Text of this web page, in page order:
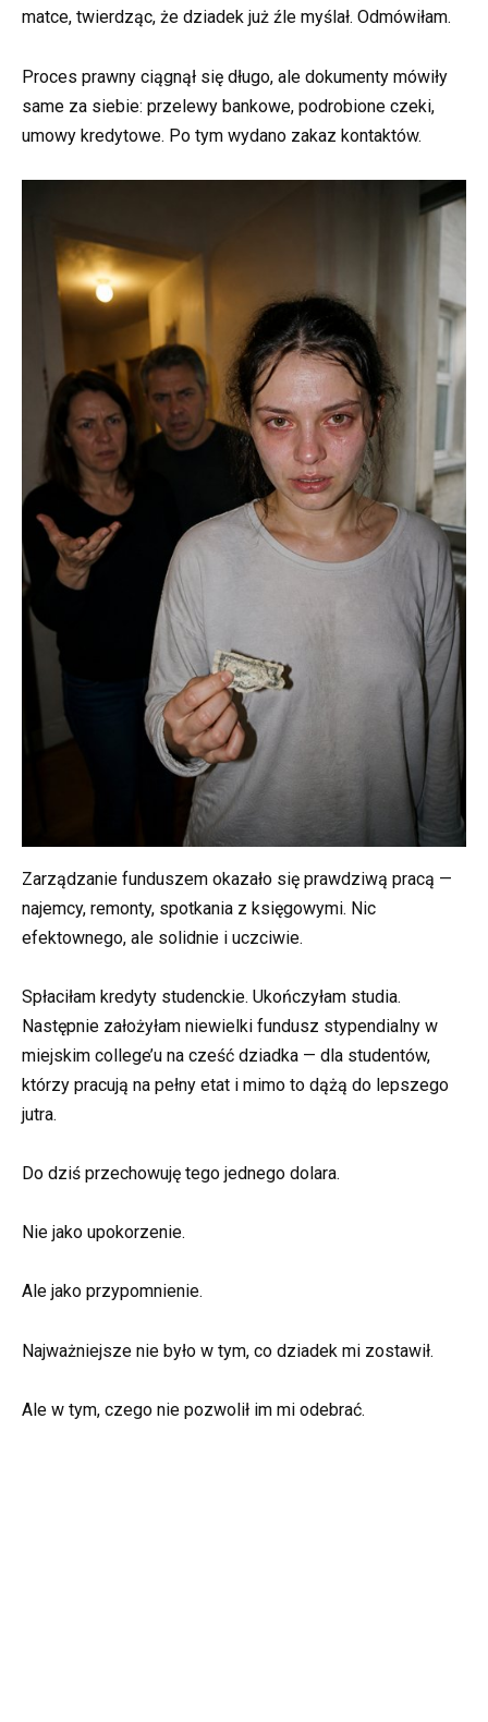
matce, twierdząc, że dziadek już źle myślał. Odmówiłam.
Proces prawny ciągnął się długo, ale dokumenty mówiły
same za siebie: przelewy bankowe, podrobione czeki,
umowy kredytowe. Po tym wydano zakaz kontaktów.
Zarządzanie funduszem okazało się prawdziwą pracą —
najemcy, remonty, spotkania z księgowymi. Nic
efektownego, ale solidnie i uczciwie.
Spłaciłam kredyty studenckie. Ukończyłam studia.
Następnie założyłam niewielki fundusz stypendialny w
miejskim college’u na cześć dziadka — dla studentów,
którzy pracują na pełny etat i mimo to dążą do lepszego
jutra.
Do dziś przechowuję tego jednego dolara.
Nie jako upokorzenie.
Ale jako przypomnienie.
Najważniejsze nie było w tym, co dziadek mi zostawił.
Ale w tym, czego nie pozwolił im mi odebrać.